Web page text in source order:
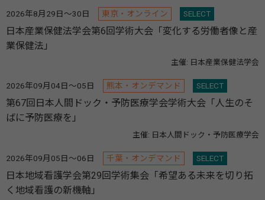
2026年8月29日～30日 東京・オンライン SELECT
日本産業保健法学会第6回学術大会「変化する労働者像と産
業保健法」
主催: 日本産業保健法学会
2026年09月04日～05日 熊本・オンデマンド SELECT
第67回日本人間ドック・予防医療学会学術大会「人生のそ
ばに予防医療を」
主催: 日本人間ドック・予防医療学会
2026年09月05日～06日 千葉・オンデマンド SELECT
日本地域看護学会第29回学術集会「希望ある未来を切り拓
く地域看護の新機軸」